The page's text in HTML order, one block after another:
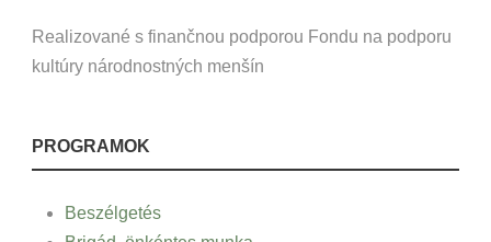
Realizované s finančnou podporou Fondu na podporu
kultúry národnostných menšín
PROGRAMOK
Beszélgetés